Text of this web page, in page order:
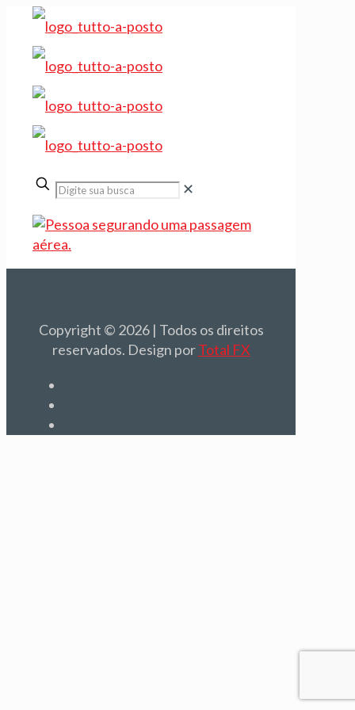
✕
Copyright © 2026 | Todos os direitos
reservados. Design porTotal FX